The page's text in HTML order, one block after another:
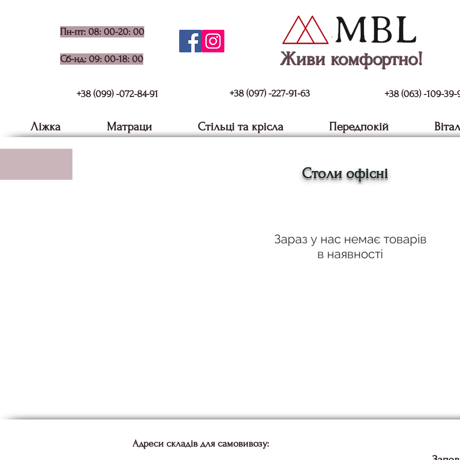
Пн-пт: 08: 00-20: 00
Сб-нд: 09: 00-18: 00 Живи комфортно!
+38 (099) -072-84-91 +38 (097) -227-91-63 +38 (063) -109-39-
Ліжка Матраци Стільці та крісла Передпокій
Столи офісні
Зараз у нас немає товарів
в наявності
Адреси складів для самовивозу: